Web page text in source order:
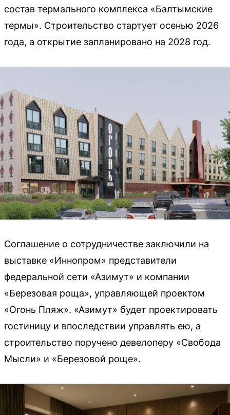
состав термального комплекса «Балтымские
термы». Строительство стартует осенью 2026
года, а открытие запланировано на 2028 год.
Соглашение о сотрудничестве заключили на
выставке «Иннопром» представители
федеральной сети «Азимут» и компании
«Березовая роща», управляющей проектом
«Огонь Пляж». «Азимут» будет проектировать
гостиницу и впоследствии управлять ею, а
строительство поручено девелоперу «Свобода
Мысли» и «Березовой роще».